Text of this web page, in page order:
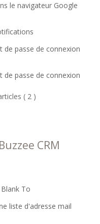
le navigateur Google
de passe de connexion
de passe de connexion
( 2 )
CRM
To
liste d'adresse mail